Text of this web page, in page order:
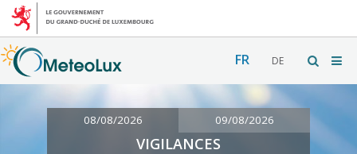
FR DE
08/08/2026 09/08/2026
VIGILANCES